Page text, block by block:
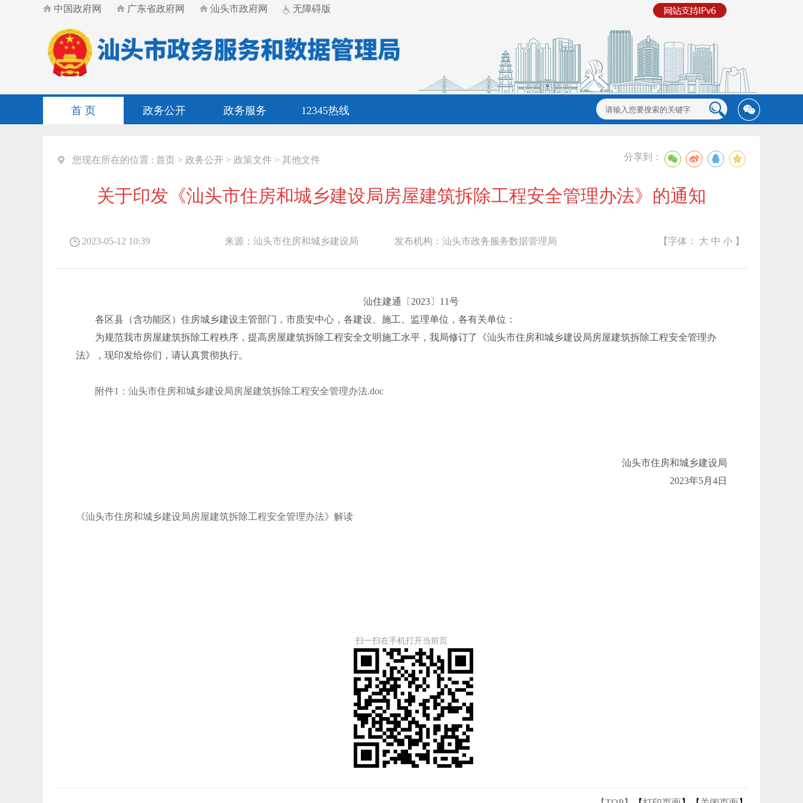
中国政府网 广东省政府网 汕头市政府网 无障碍版
首 页 政务公开 政务服务 12345热线
您现在所在的位置 : 首页 > 政务公开 > 政策文件 > 其他文件 分享到：
关于印发《汕头市住房和城乡建设局房屋建筑拆除工程安全管理办法》的通知
2023-05-12 10:39 来源：汕头市住房和城乡建设局 发布机构：汕头市政务服务数据管理局 【字体： 大 中小 】
汕住建通〔2023〕11号
各区县（含功能区）住房城乡建设主管部门，市质安中心，各建设、施工、监理单位，各有关单位：
为规范我市房屋建筑拆除工程秩序，提高房屋建筑拆除工程安全文明施工水平，我局修订了《汕头市住房和城乡建设局房屋建筑拆除工程安全管理办
法》，现印发给你们，请认真贯彻执行。
附件1：汕头市住房和城乡建设局房屋建筑拆除工程安全管理办法.doc
汕头市住房和城乡建设局
2023年5月4日
《汕头市住房和城乡建设局房屋建筑拆除工程安全管理办法》解读
扫一扫在手机打开当前页